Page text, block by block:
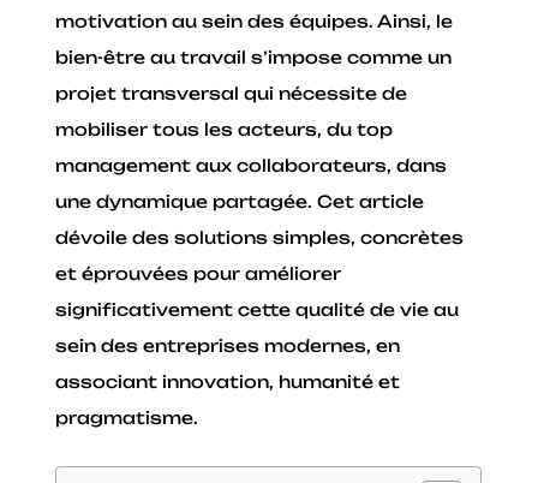
motivation au sein des équipes. Ainsi, le
bien-être au travail s’impose comme un
projet transversal qui nécessite de
mobiliser tous les acteurs, du top
management aux collaborateurs, dans
une dynamique partagée. Cet article
dévoile des solutions simples, concrètes
et éprouvées pour améliorer
significativement cette qualité de vie au
sein des entreprises modernes, en
associant innovation, humanité et
pragmatisme.